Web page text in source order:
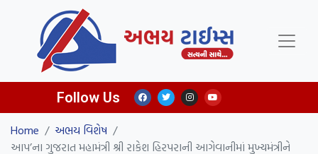
Follow Us
Home / અભય વિશેષ /
આપ’ના ગુજરાત મહામંત્રી શ્રી રાકેશ હિરપરાની આગેવાનીમાં મુખ્યમંત્રીને